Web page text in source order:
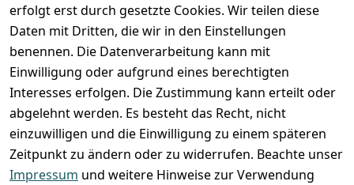
erfolgt erst durch gesetzte Cookies. Wir teilen diese
Daten mit Dritten, die wir in den Einstellungen
benennen. Die Datenverarbeitung kann mit
Einwilligung oder aufgrund eines berechtigten
Interesses erfolgen. Die Zustimmung kann erteilt oder
abgelehnt werden. Es besteht das Recht, nicht
einzuwilligen und die Einwilligung zu einem späteren
Zeitpunkt zu ändern oder zu widerrufen. Beachte unser
Impressum und weitere Hinweise zur Verwendung
VORKASSE RECHNUNG